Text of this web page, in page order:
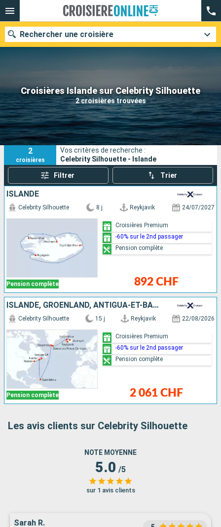
Croisières Islande sur Celebrity Silhouette
2 croisières trouvées
Rechercher une croisière
Nos destinations
Mois de départ
Ports Compagnies
Rechercher
2
croisières
Vos critères de recherche :
Celebrity Silhouette - Islande
Filtrer Trier
ISLANDE
Pension complète
Celebrity Silhouette 8 j Reykjavik 24/07/2027
892 CHF
Croisières Premium
-60% sur le 2nd passager
Pension complète
ISLANDE, GRÖENLAND, ANTIGUA-ET-BARBUDA, CANADA, ÉTATS-UNIS
Pension complète
Celebrity Silhouette 15 j Reykjavik 22/08/2026
2 061 CHF
Croisières Premium
-60% sur le 2nd passager
Pension complète
Les avis clients sur Celebrity Silhouette
NOTE MOYENNE
5.0 /5
sur 1 avis clients
Sarah R.